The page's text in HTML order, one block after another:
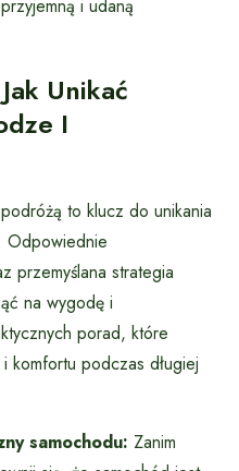
i udaną
Unikać
I
to klucz do unikania
Odpowiednie
przemyślana strategia
na wygodę i
porad, które
komfortu podczas długiej
samochodu: Zanim